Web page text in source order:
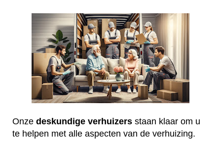
Onze deskundige verhuizers staan klaar om u
te helpen met alle aspecten van de verhuizing.